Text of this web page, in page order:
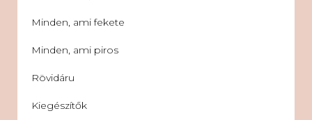
Minden, ami fekete
Minden, ami piros
Rövidáru
Kiegészítők